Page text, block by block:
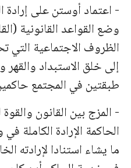
- اعتماد أوستن على
وضع القواعد القانونية
الظروف الاجتماعية التي
إلى خلق الاستبداد
طبقتين في المجتمع
- المزج بين القانون
الحاكمة الإرادة الكاملة
ما يشاء استنادا لإرادته